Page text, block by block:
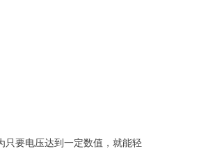
只要电压达到一定数值，就能轻